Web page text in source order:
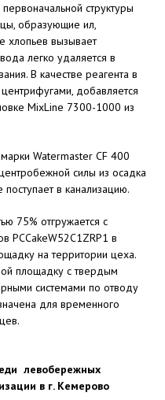
структуры
образующие ил,
хлопьев вызывает
легко удаляется в
В качестве реагента в
добавляется
MixLine 7300-1000 из
Watermaster CF 400
силы из осадка
в канализацию.
75% отгружается с
PCCakeW52C1ZRP1 в
на территории цеха.
площадку с твердым
системами по отводу
для временного
левобережных
в г. Кемерово